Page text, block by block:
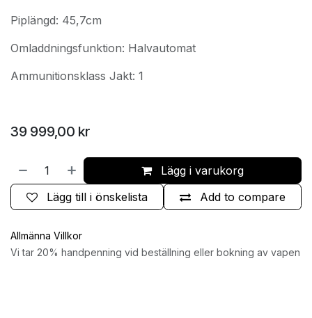
Piplängd: 45,7cm
Omladdningsfunktion: Halvautomat
Ammunitionsklass Jakt: 1
39 999,00 kr
Lägg i varukorg
Add to compare
Lägg till i önskelista
Allmänna Villkor
Vi tar 20% handpenning vid beställning eller bokning av vapen